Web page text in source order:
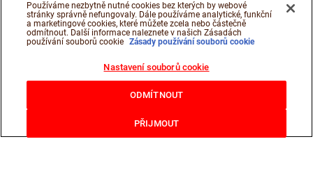
Používáme nezbytně nutné cookies bez kterých by webové
stránky správně nefungovaly. Dále používáme analytické, funkční
a marketingové cookies, které můžete zcela nebo částečně
odmítnout. Další informace naleznete v našich Zásadách
používání souborů cookie Zásady používání souborů cookie
Nastavení souborů cookie
ODMÍTNOUT
PŘIJMOUT